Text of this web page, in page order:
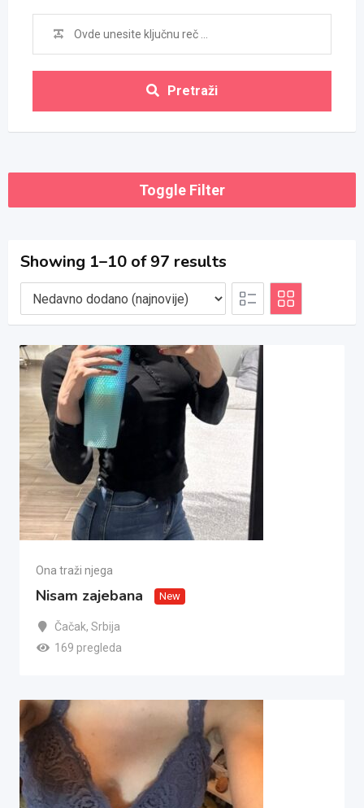
Pretraži
Toggle Filter
Showing 1–10 of 97 results
Ona traži njega
Nisam zajebana New
Čačak, Srbija
169 pregleda